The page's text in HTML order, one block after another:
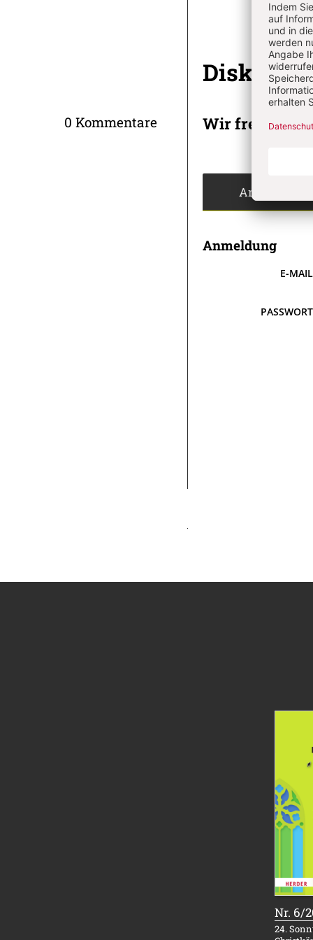
0 Kommentare Wir freuen
Anmeldung
E-
Nr. 6/
24.